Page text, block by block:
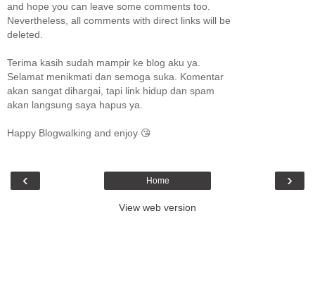
and hope you can leave some comments too.
Nevertheless, all comments with direct links will be
deleted.
Terima kasih sudah mampir ke blog aku ya.
Selamat menikmati dan semoga suka. Komentar
akan sangat dihargai, tapi link hidup dan spam
akan langsung saya hapus ya.
Happy Blogwalking and enjoy 😘
‹ ›
Home
View web version